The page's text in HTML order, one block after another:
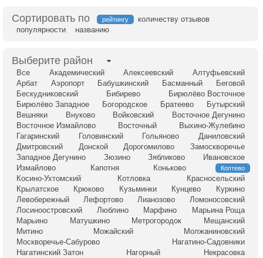
Сортировать по рейтингу
количеству отзывов
популярности
названию
Выберите район
Все Академический Алексеевский
Алтуфьевский
Арбат
Аэропорт Бабушкинский Басманный
Беговой
Бескудниковский
Бибирево
Бирюлёво Восточное
Бирюлёво Западное
Богородское Братеево
Бутырский
Вешняки
Внуково Войковский
Восточное Дегунино
Восточное Измайлово
Восточный
Выхино-Жулебино
Гагаринский
Головинский Гольяново
Даниловский
Дмитровский
Донской Дорогомилово
Замоскворечье
Западное Дегунино
Зюзино Зябликово
Ивановское
Измайлово
Капотня Коньково Коптево
Косино-Ухтомский Котловка
Красносельский
Крылатское
Крюково Кузьминки Кунцево
Куркино
Левобережный
Лефортово Лианозово
Ломоносовский
Лосиноостровский
Люблино Марфино
Марьина Роща
Марьино
Матушкино Метрогородок
Мещанский
Митино
Можайский
Молжаниновский
Москворечье-Сабурово
Нагатино-Садовники
Нагатинский Затон
Нагорный
Некрасовка